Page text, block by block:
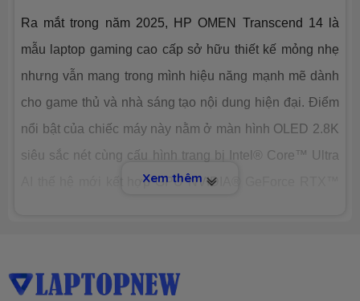
CHIP XỬ LÝ ĐỒ HOẠ (VGA)
hợp
Nvidia® Geforce™ RTX 5060 8GB GDDR7
Kích thước 14.0-inch
Ra mắt trong năm 2025, HP OMEN Transcend 14 là
mẫu laptop gaming cao cấp sở hữu thiết kế mỏng nhẹ
nhưng vẫn mang trong mình hiệu năng mạnh mẽ dành
cho game thủ và nhà sáng tạo nội dung hiện đại. Điểm
nổi bật của chiếc máy này nằm ở màn hình OLED 2.8K
siêu sắc nét cùng cấu hình trang bị Intel® Core™ Ultra
AI thế hệ mới kết hợp GPU NVIDIA® GeForce RTX™
tượng, HP OMEN Transcend 14 (2025) là lựa chọn lý
Xem thêm